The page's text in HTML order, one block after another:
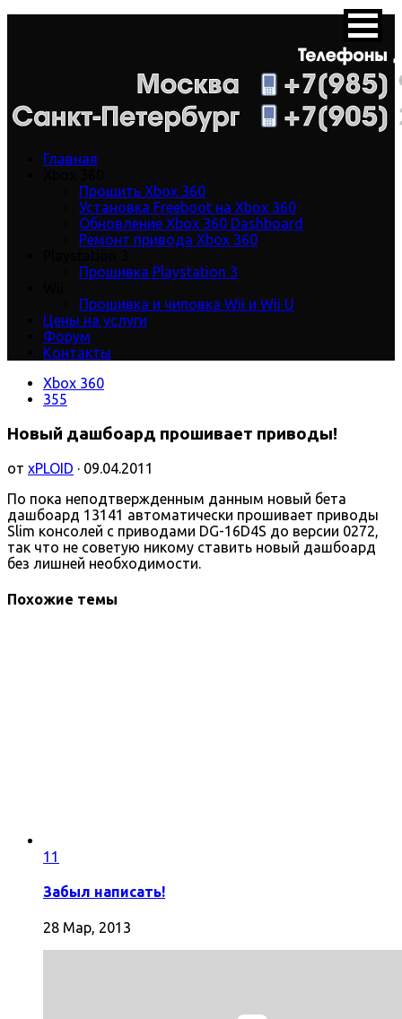
Главная
Прошить Xbox 360
Установка Freeboot на Xbox 360
Обновление Xbox 360 Dashboard
Ремонт привода Xbox 360
Прошивка Playstation 3
Прошивка и чиповка Wii и Wii U
Цены на услуги
Форум
Контакты
Xbox 360
355
Новый дашбоард прошивает приводы!
от xPLOID · 09.04.2011
По пока неподтвержденным данным новый бета
дашбоард 13141 автоматически прошивает приводы
Slim консолей с приводами DG-16D4S до версии 0272,
так что не советую никому ставить новый дашбоард
без лишней необходимости.
Похожие темы
11
Забыл написать!
28 Мар, 2013